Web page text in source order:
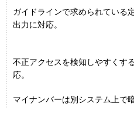
ガイドラインで求められている
出力に対応。
不正アクセスを検知しやすくす
応。
マイナンバーは別システム上で